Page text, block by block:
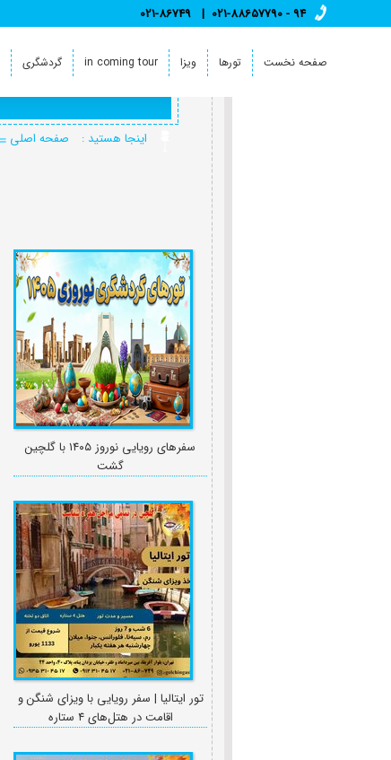
021-88657790 - 94
021-86749
صفحه نخست تورها ویزا in coming tour گردشگری
اینجا هستید : صفحه اصلی
سفرهای رویایی نوروز ۱۴۰۵ با گلچین
گشت
تور ایتالیا | سفر رویایی با ویزای شنگن و
اقامت در هتل‌های ۴ ستاره